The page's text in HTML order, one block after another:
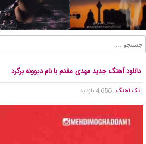
دانلود آهنگ جدید مهدی مقدم با نام دیوونه برگرد
تک آهنگ , 4,656 بازدید